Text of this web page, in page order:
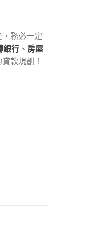
務必一定
銀行 、 房屋
款規劃！